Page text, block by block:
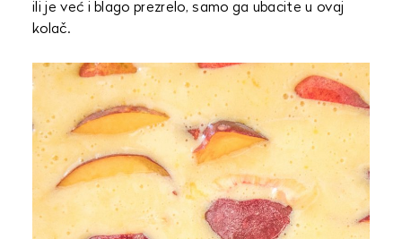
ili je već i blago prezrelo, samo ga ubacite u ovaj
kolač.